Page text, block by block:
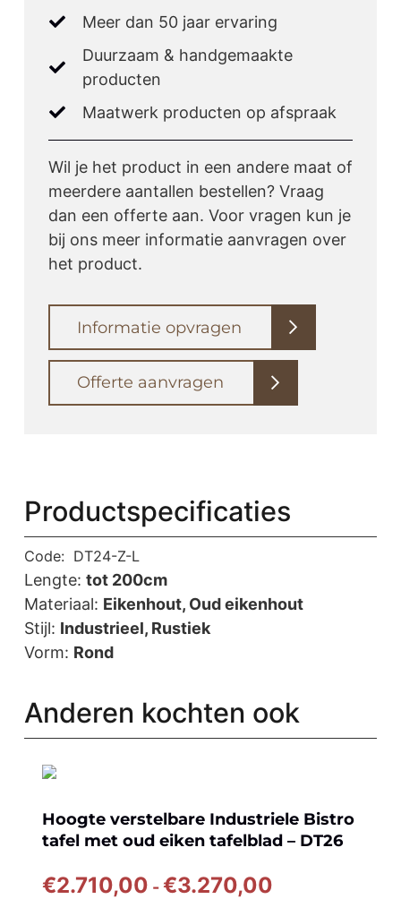
Meer dan 50 jaar ervaring
Duurzaam & handgemaakte
producten
Maatwerk producten op afspraak
Wil je het product in een andere maat of
meerdere aantallen bestellen? Vraag
dan een offerte aan. Voor vragen kun je
bij ons meer informatie aanvragen over
het product.
Informatie opvragen
Offerte aanvragen
Productspecificaties
Code: DT24-Z-L
Lengte: tot 200cm
Materiaal: Eikenhout, Oud eikenhout
Stijl: Industrieel, Rustiek
Vorm: Rond
Anderen kochten ook
Hoogte verstelbare Industriele Bistro
tafel met oud eiken tafelblad – DT26
€2.710,00 -€3.270,00